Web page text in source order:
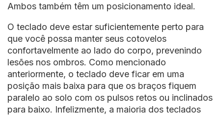
Ambos também têm um posicionamento ideal.
O teclado deve estar suficientemente perto para
que você possa manter seus cotovelos
confortavelmente ao lado do corpo, prevenindo
lesões nos ombros. Como mencionado
anteriormente, o teclado deve ficar em uma
posição mais baixa para que os braços fiquem
paralelo ao solo com os pulsos retos ou inclinados
para baixo. Infelizmente, a maioria dos teclados